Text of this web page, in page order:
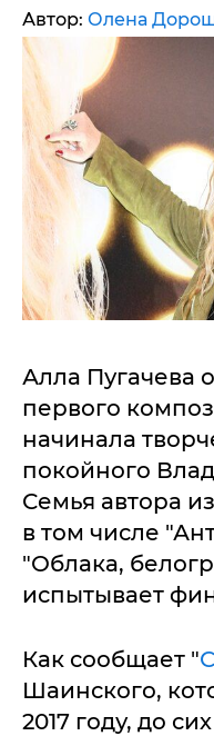
Автор: Олена
Алла Пугачева
первого
начинала
покойного
Семья автора
в том числе
"Облака,
испытывает
Как сообщает "
Шаинского,
2017 году, до